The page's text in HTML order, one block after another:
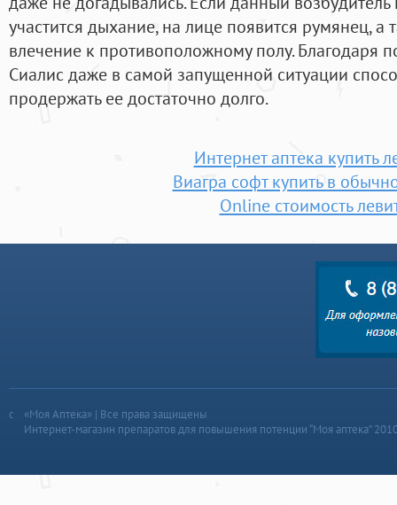
участится дыхание, на лице появится румянец, а
влечение к противоположному полу. Благодаря
Сиалис даже в самой запущенной ситуации
продержать ее достаточно долго.
Интернет аптека купить
Виагра софт купить в
Online стоимость
«Моя Аптека» | Все права защищены
Интернет-магазин препаратов для повышения потенции “Моя аптека”